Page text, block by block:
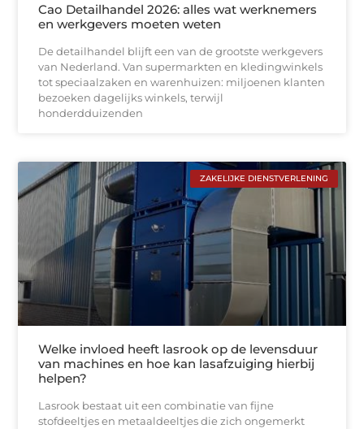
Cao Detailhandel 2026: alles wat werknemers
en werkgevers moeten weten
De detailhandel blijft een van de grootste werkgevers
van Nederland. Van supermarkten en kledingwinkels
tot speciaalzaken en warenhuizen: miljoenen klanten
bezoeken dagelijks winkels, terwijl
honderdduizenden
ZAKELIJKE DIENSTVERLENING
Welke invloed heeft lasrook op de levensduur
van machines en hoe kan lasafzuiging hierbij
helpen?
Lasrook bestaat uit een combinatie van fijne
stofdeeltjes en metaaldeeltjes die zich ongemerkt